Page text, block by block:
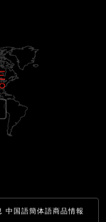
中国語簡体語商品情報